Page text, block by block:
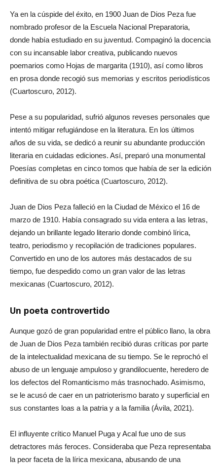
Ya en la cúspide del éxito, en 1900 Juan de Dios Peza fue
nombrado profesor de la Escuela Nacional Preparatoria,
donde había estudiado en su juventud. Compaginó la docencia
con su incansable labor creativa, publicando nuevos
poemarios como Hojas de margarita (1910), así como libros
en prosa donde recogió sus memorias y escritos periodísticos
(Cuartoscuro, 2012).
Pese a su popularidad, sufrió algunos reveses personales que
intentó mitigar refugiándose en la literatura. En los últimos
años de su vida, se dedicó a reunir su abundante producción
literaria en cuidadas ediciones. Así, preparó una monumental
Poesías completas en cinco tomos que había de ser la edición
definitiva de su obra poética (Cuartoscuro, 2012).
Juan de Dios Peza falleció en la Ciudad de México el 16 de
marzo de 1910. Había consagrado su vida entera a las letras,
dejando un brillante legado literario donde combinó lírica,
teatro, periodismo y recopilación de tradiciones populares.
Convertido en uno de los autores más destacados de su
tiempo, fue despedido como un gran valor de las letras
mexicanas (Cuartoscuro, 2012).
Un poeta controvertido
Aunque gozó de gran popularidad entre el público llano, la obra
de Juan de Dios Peza también recibió duras críticas por parte
de la intelectualidad mexicana de su tiempo. Se le reprochó el
abuso de un lenguaje ampuloso y grandilocuente, heredero de
los defectos del Romanticismo más trasnochado. Asimismo,
se le acusó de caer en un patrioterismo barato y superficial en
sus constantes loas a la patria y a la familia (Ávila, 2021).
El influyente crítico Manuel Puga y Acal fue uno de sus
detractores más feroces. Consideraba que Peza representaba
la peor faceta de la lírica mexicana, abusando de una